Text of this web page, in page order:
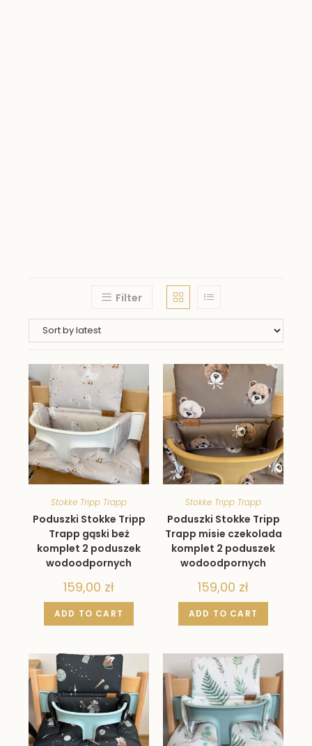
Filter
Stokke Tripp Trapp
Poduszki Stokke Tripp
Trapp gąski beż
komplet 2 poduszek
wodoodpornych
159,00 zł
ADD TO CART
Stokke Tripp Trapp
Poduszki Stokke Tripp
Trapp misie czekolada
komplet 2 poduszek
wodoodpornych
159,00 zł
ADD TO CART